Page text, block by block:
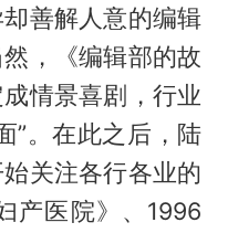
善解人意的编辑
，《编辑部的故
情景喜剧，行业
”。在此之后，陆
关注各行各业的
产医院》、1996